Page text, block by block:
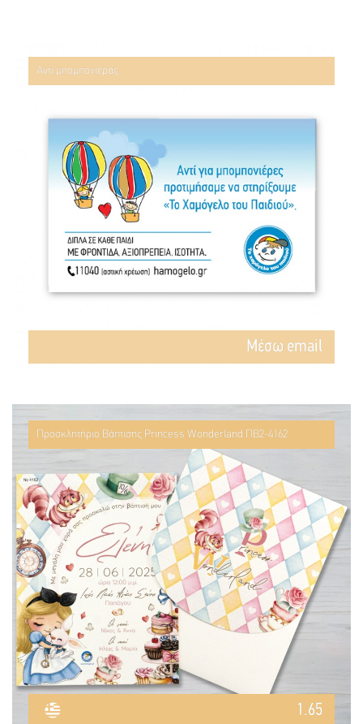
Αντί μπομπονιέρας
Mέσω email
Προσκλητήριο Βάπτισης Princess Wonderland ΠΒ2-4162
1.65